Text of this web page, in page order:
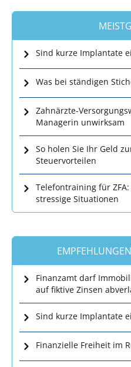
Sind kurze Implantate
Was bei ständigen
Zahnärzte-
Managerin unwirksam
So holen Sie Ihr Geld
Steuervorteilen
Telefontraining für
stressige Situationen
Finanzamt darf
auf fiktive Zinsen
Sind kurze Implantate
Finanzielle Freiheit im